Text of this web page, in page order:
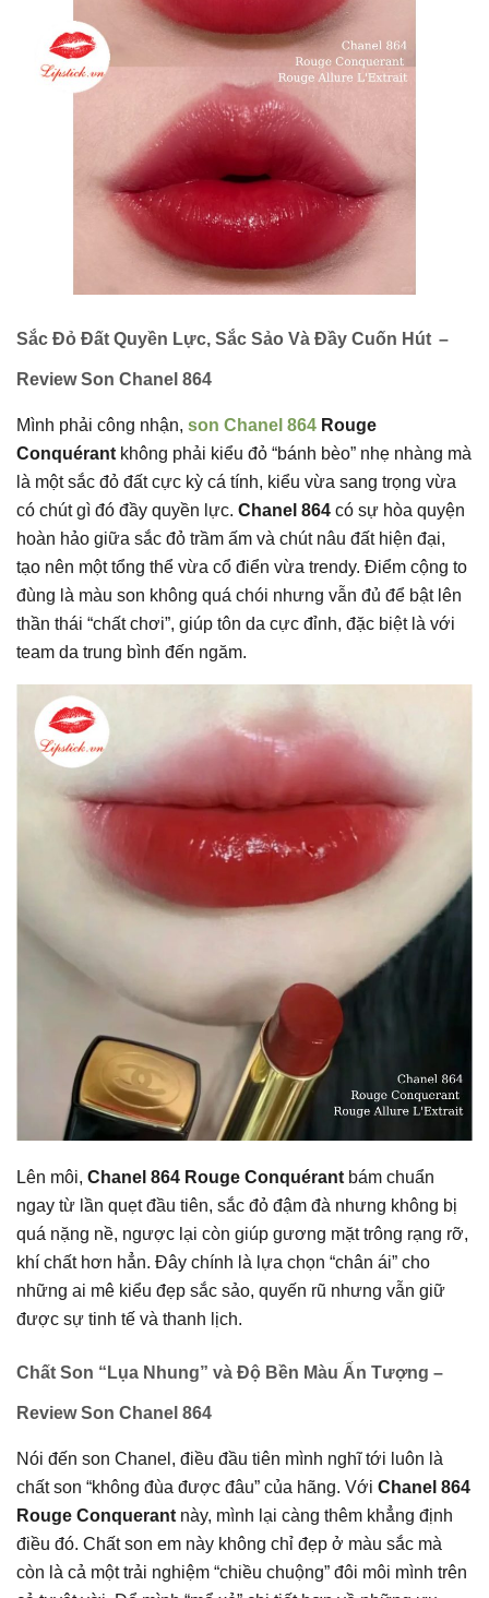
Sắc Đỏ Đất Quyền Lực, Sắc Sảo Và Đầy Cuốn Hút –
Review Son Chanel 864
Mình phải công nhận, son Chanel 864 Rouge
Conquérant không phải kiểu đỏ “bánh bèo” nhẹ nhàng mà
là một sắc đỏ đất cực kỳ cá tính, kiểu vừa sang trọng vừa
có chút gì đó đầy quyền lực. Chanel 864 có sự hòa quyện
hoàn hảo giữa sắc đỏ trầm ấm và chút nâu đất hiện đại,
tạo nên một tổng thể vừa cổ điển vừa trendy. Điểm cộng to
đùng là màu son không quá chói nhưng vẫn đủ để bật lên
thần thái “chất chơi”, giúp tôn da cực đỉnh, đặc biệt là với
team da trung bình đến ngăm.
Lên môi, Chanel 864 Rouge Conquérant bám chuẩn
ngay từ lần quẹt đầu tiên, sắc đỏ đậm đà nhưng không bị
quá nặng nề, ngược lại còn giúp gương mặt trông rạng rỡ,
khí chất hơn hẳn. Đây chính là lựa chọn “chân ái” cho
những ai mê kiểu đẹp sắc sảo, quyến rũ nhưng vẫn giữ
được sự tinh tế và thanh lịch.
Chất Son “Lụa Nhung” và Độ Bền Màu Ấn Tượng –
Review Son Chanel 864
Nói đến son Chanel, điều đầu tiên mình nghĩ tới luôn là
chất son “không đùa được đâu” của hãng. Với Chanel 864
Rouge Conquerant này, mình lại càng thêm khẳng định
điều đó. Chất son em này không chỉ đẹp ở màu sắc mà
còn là cả một trải nghiệm “chiều chuộng” đôi môi mình trên